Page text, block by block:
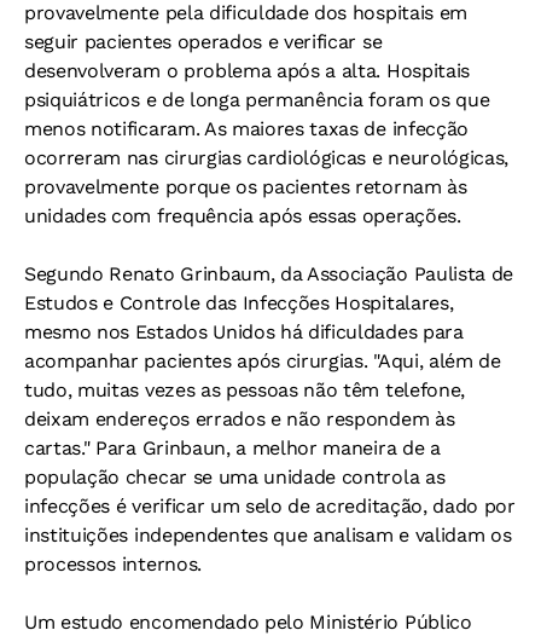
provavelmente pela dificuldade dos hospitais em
seguir pacientes operados e verificar se
desenvolveram o problema após a alta. Hospitais
psiquiátricos e de longa permanência foram os que
menos notificaram. As maiores taxas de infecção
ocorreram nas cirurgias cardiológicas e neurológicas,
provavelmente porque os pacientes retornam às
unidades com frequência após essas operações.
Segundo Renato Grinbaum, da Associação Paulista de
Estudos e Controle das Infecções Hospitalares,
mesmo nos Estados Unidos há dificuldades para
acompanhar pacientes após cirurgias. "Aqui, além de
tudo, muitas vezes as pessoas não têm telefone,
deixam endereços errados e não respondem às
cartas." Para Grinbaun, a melhor maneira de a
população checar se uma unidade controla as
infecções é verificar um selo de acreditação, dado por
instituições independentes que analisam e validam os
processos internos.
Um estudo encomendado pelo Ministério Público